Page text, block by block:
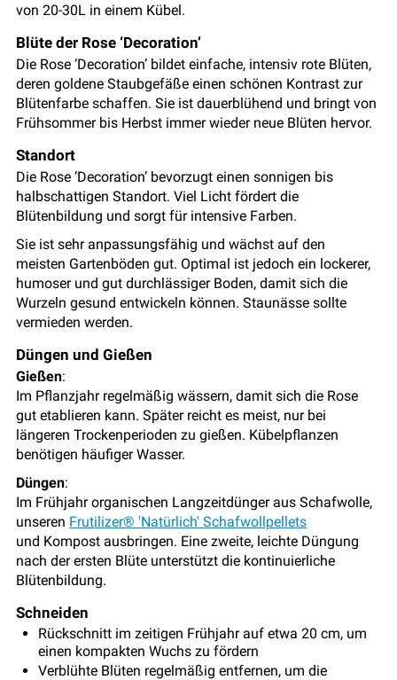
von 20-30L in einem Kübel.
Blüte der Rose ‘Decoration’
Die Rose ‘Decoration’ bildet einfache, intensiv rote Blüten,
deren goldene Staubgefäße einen schönen Kontrast zur
Blütenfarbe schaffen. Sie ist dauerblühend und bringt von
Frühsommer bis Herbst immer wieder neue Blüten hervor.
Standort
Die Rose ‘Decoration’ bevorzugt einen sonnigen bis
halbschattigen Standort. Viel Licht fördert die
Blütenbildung und sorgt für intensive Farben.
Sie ist sehr anpassungsfähig und wächst auf den
meisten Gartenböden gut. Optimal ist jedoch ein lockerer,
humoser und gut durchlässiger Boden, damit sich die
Wurzeln gesund entwickeln können. Staunässe sollte
vermieden werden.
Düngen und Gießen
Gießen:
Im Pflanzjahr regelmäßig wässern, damit sich die Rose
gut etablieren kann. Später reicht es meist, nur bei
längeren Trockenperioden zu gießen. Kübelpflanzen
benötigen häufiger Wasser.
Düngen:
Im Frühjahr organischen Langzeitdünger aus Schafwolle,
unseren Frutilizer® 'Natürlich' Schafwollpellets
und Kompost ausbringen. Eine zweite, leichte Düngung
nach der ersten Blüte unterstützt die kontinuierliche
Blütenbildung.
Schneiden
Rückschnitt im zeitigen Frühjahr auf etwa 20 cm, um
einen kompakten Wuchs zu fördern
Verblühte Blüten regelmäßig entfernen, um die